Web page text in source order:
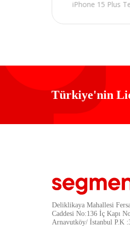
iPhone 15 Plus
Türkiye'nin
Deliklikaya Mahallesi
Caddesi No:136 İç Kapı
Arnavutköy/ İstanbul P.K